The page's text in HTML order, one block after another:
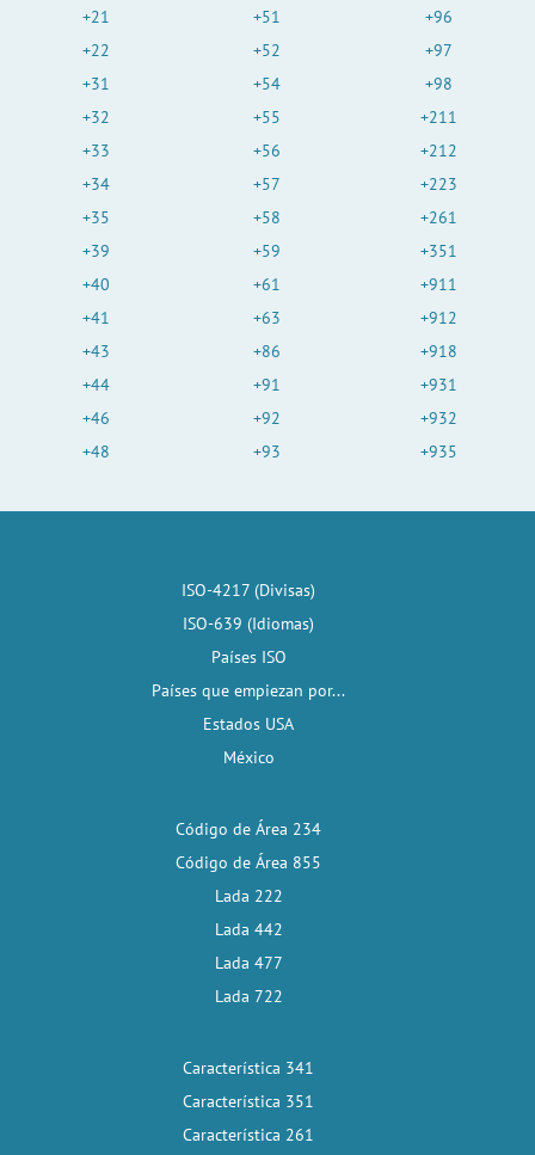
+21
+22
+31
+32
+33
+34
+35
+39
+40
+41
+43
+44
+46
+48
+51
+52
+54
+55
+56
+57
+58
+59
+61
+63
+86
+91
+92
+93
+96
+97
+98
+211
+212
+223
+261
+351
+911
+912
+918
+931
+932
+935
ISO-4217 (Divisas)
ISO-639 (Idiomas)
Países ISO
Países que empiezan por...
Estados USA
México
Código de Área 234
Código de Área 855
Lada 222
Lada 442
Lada 477
Lada 722
Característica 341
Característica 351
Característica 261